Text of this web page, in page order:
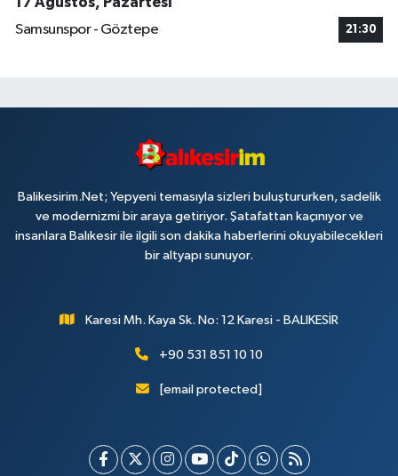
Samsunspor - Göztepe
21:30
Balikesirim.Net; Yepyeni temasıyla sizleri buluştururken, sadelik
ve modernizmi bir araya getiriyor. Şatafattan kaçınıyor ve
insanlara Balıkesir ile ilgili son dakika haberlerini okuyabilecekleri
bir altyapı sunuyor.
Karesi Mh. Kaya Sk. No: 12 Karesi - BALIKESİR
+90 531 851 10 10
[email protected]